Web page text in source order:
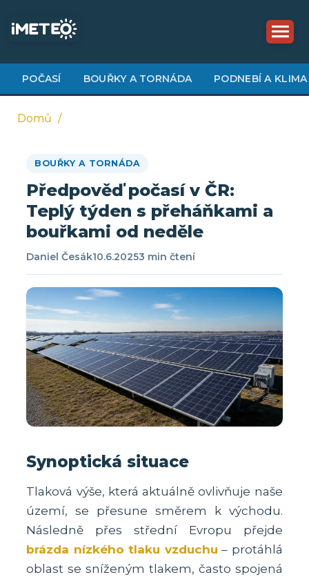
obsahu
POČASÍ BOUŘKY A TORNÁDA PODNEBÍ A KLIMA
navigace
Domů
BOUŘKY A TORNÁDA
Předpověď počasí v ČR:
Teplý týden s přeháňkami a
bouřkami od neděle
Daniel Česák10.6.20253 min čtení
Synoptická situace
Tlaková výše, která aktuálně ovlivňuje naše
území, se přesune směrem k východu.
Následně přes střední Evropu přejde
brázda nízkého tlaku vzduchu – protáhlá
oblast se sníženým tlakem, často spojená